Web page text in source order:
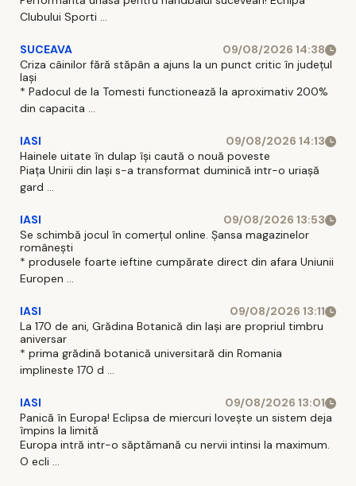
Clubului Sporti ...
SUCEAVA
09/08/2026 14:38
Criza câinilor fără stăpân a ajuns la un punct critic în județul
Iași
* Padocul de la Tomesti functionează la aproximativ 200%
din capacita ...
IASI
09/08/2026 14:13
Hainele uitate în dulap îşi caută o nouă poveste
Piaţa Unirii din Iaşi s-a transformat duminică intr-o uriaşă
gard ...
IASI
09/08/2026 13:53
Se schimbă jocul în comerțul online. Șansa magazinelor
românești
* produsele foarte ieftine cumpărate direct din afara Uniunii
Europen ...
IASI
09/08/2026 13:11
La 170 de ani, Grădina Botanică din Iași are propriul timbru
aniversar
* prima grădină botanică universitară din Romania
implineste 170 d ...
IASI
09/08/2026 13:01
Panică în Europa! Eclipsa de miercuri lovește un sistem deja
împins la limită
Europa intră intr-o săptămană cu nervii intinsi la maximum.
O ecli ...